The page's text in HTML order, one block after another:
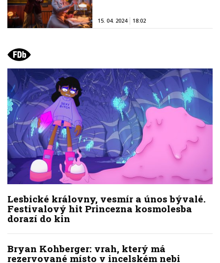
15. 04. 2024 18:02
Lesbické královny, vesmír a únos bývalé.
Festivalový hit Princezna kosmolesba
dorazí do kin
Bryan Kohberger: vrah, který má
rezervované místo v incelském nebi